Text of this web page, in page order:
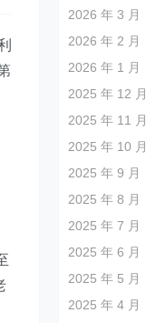
2026 年 3 月
2026 年 2 月
2026 年 1 月
2025 年 12 月
2025 年 11 月
2025 年 10 月
2025 年 9 月
2025 年 8 月
2025 年 7 月
2025 年 6 月
2025 年 5 月
2025 年 4 月